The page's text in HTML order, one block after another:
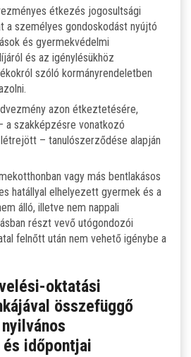
étkezés jogosultsági
a személyes gondoskodást nyújtó
és gyermekvédelmi
és az igénylésükhöz
szóló kormányrendeletben
azon étkeztetésére,
a szakképzésre vonatkozó
– tanulószerződése alapján
vagy más bentlakásos
hatállyal elhelyezett gyermek és a
álló, illetve nem nappali
részt vevő utógondozói
felnőtt után nem vehető igénybe a
oktatási
összefüggő
időpontjai